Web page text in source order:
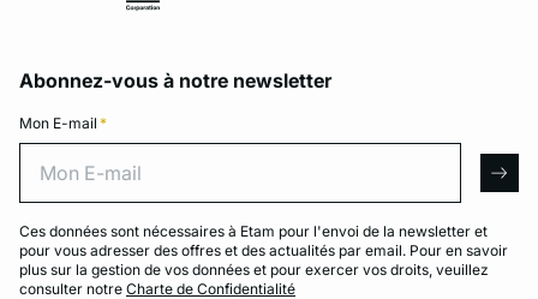
Abonnez-vous à notre newsletter
Mon E-mail *
Ces données sont nécessaires à Etam pour l'envoi de la newsletter et
pour vous adresser des offres et des actualités par email. Pour en savoir
plus sur la gestion de vos données et pour exercer vos droits, veuillez
consulter notre Charte de Confidentialité